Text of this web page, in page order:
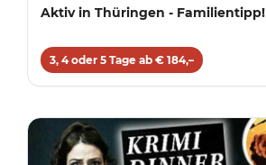
Aktiv in Thüringen - Familientipp!
3, 4 oder 5 Tage ab € 184,–